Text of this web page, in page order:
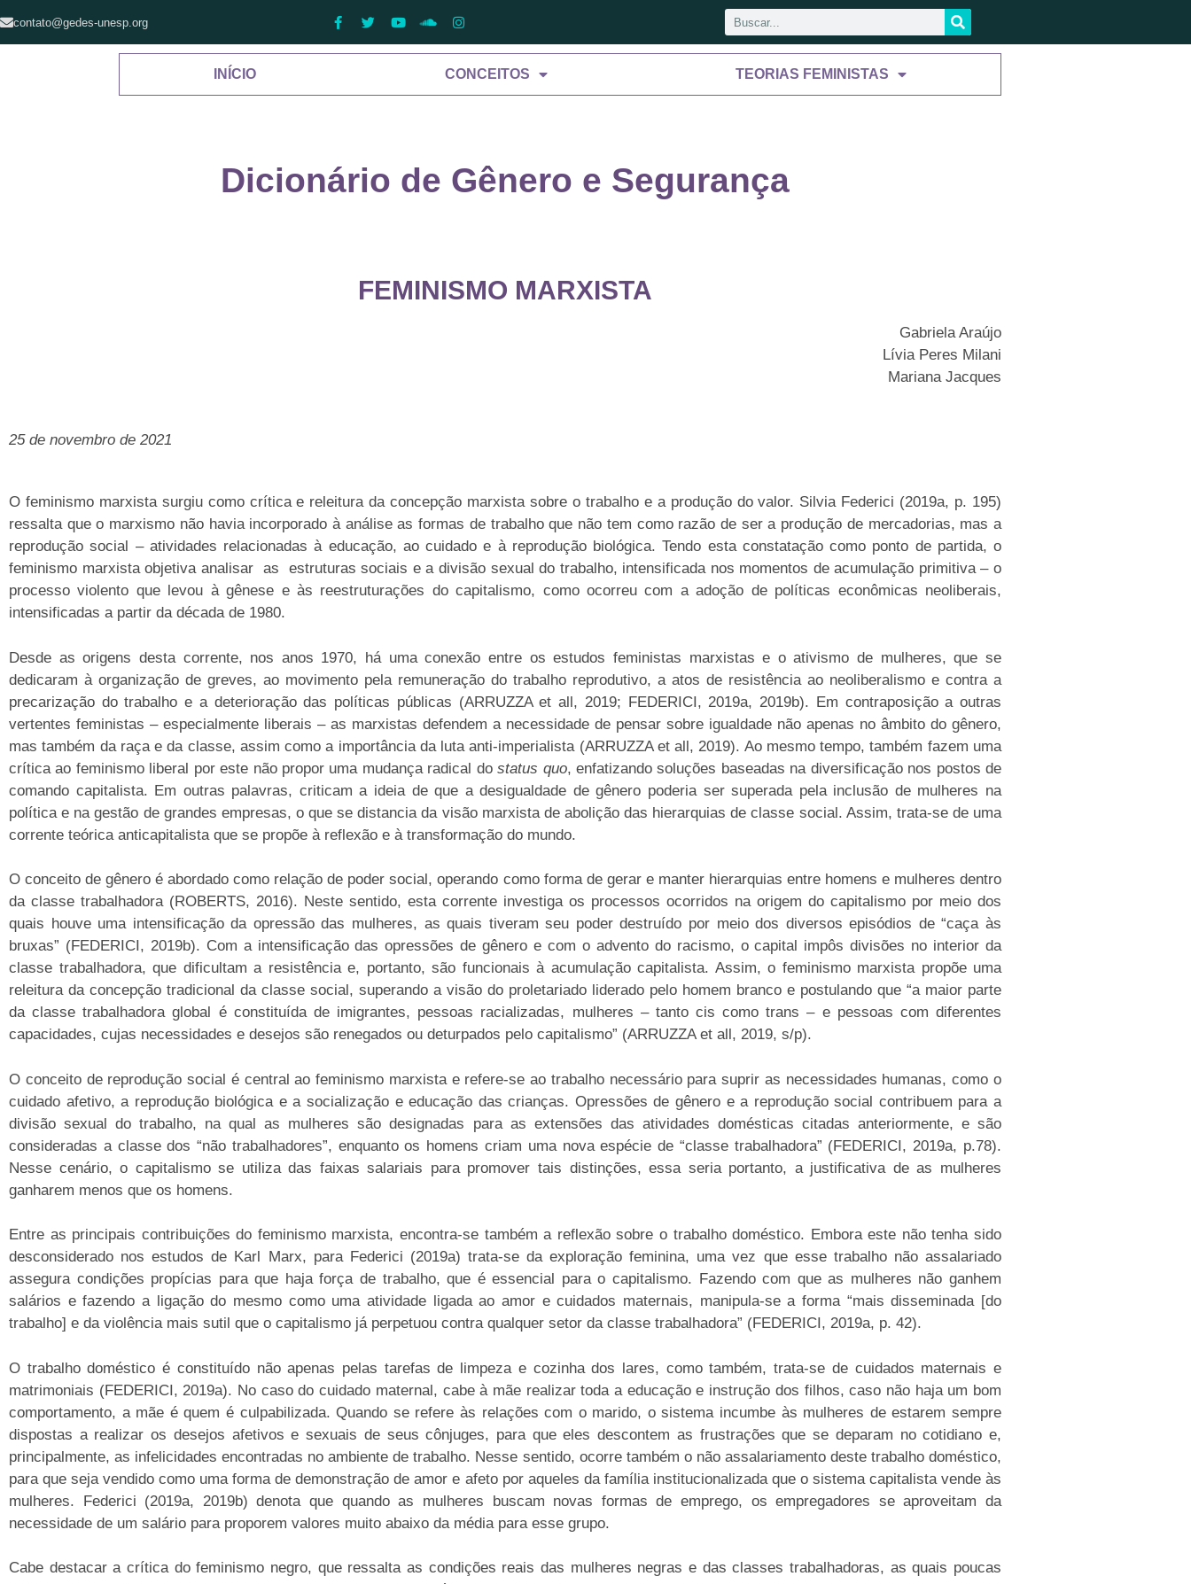
contato@gedes-unesp.org
INÍCIO CONCEITOS TEORIAS FEMINISTAS
Dicionário de Gênero e Segurança
FEMINISMO MARXISTA
Gabriela Araújo
Lívia Peres Milani
Mariana Jacques
25 de novembro de 2021
O feminismo marxista surgiu como crítica e releitura da concepção marxista sobre o trabalho e a produção do valor. Silvia Federici (2019a, p. 195)
ressalta que o marxismo não havia incorporado à análise as formas de trabalho que não tem como razão de ser a produção de mercadorias, mas a
reprodução social – atividades relacionadas à educação, ao cuidado e à reprodução biológica. Tendo esta constatação como ponto de partida, o
feminismo marxista objetiva analisar as estruturas sociais e a divisão sexual do trabalho, intensificada nos momentos de acumulação primitiva – o
processo violento que levou à gênese e às reestruturações do capitalismo, como ocorreu com a adoção de políticas econômicas neoliberais,
intensificadas a partir da década de 1980.
Desde as origens desta corrente, nos anos 1970, há uma conexão entre os estudos feministas marxistas e o ativismo de mulheres, que se
dedicaram à organização de greves, ao movimento pela remuneração do trabalho reprodutivo, a atos de resistência ao neoliberalismo e contra a
precarização do trabalho e a deterioração das políticas públicas (ARRUZZA et all, 2019; FEDERICI, 2019a, 2019b). Em contraposição a outras
vertentes feministas – especialmente liberais – as marxistas defendem a necessidade de pensar sobre igualdade não apenas no âmbito do gênero,
mas também da raça e da classe, assim como a importância da luta anti-imperialista (ARRUZZA et all, 2019). Ao mesmo tempo, também fazem uma
crítica ao feminismo liberal por este não propor uma mudança radical dostatus quo, enfatizando soluções baseadas na diversificação nos postos de
comando capitalista. Em outras palavras, criticam a ideia de que a desigualdade de gênero poderia ser superada pela inclusão de mulheres na
política e na gestão de grandes empresas, o que se distancia da visão marxista de abolição das hierarquias de classe social. Assim, trata-se de uma
corrente teórica anticapitalista que se propõe à reflexão e à transformação do mundo.
O conceito de gênero é abordado como relação de poder social, operando como forma de gerar e manter hierarquias entre homens e mulheres dentro
da classe trabalhadora (ROBERTS, 2016). Neste sentido, esta corrente investiga os processos ocorridos na origem do capitalismo por meio dos
quais houve uma intensificação da opressão das mulheres, as quais tiveram seu poder destruído por meio dos diversos episódios de “caça às
bruxas” (FEDERICI, 2019b). Com a intensificação das opressões de gênero e com o advento do racismo, o capital impôs divisões no interior da
classe trabalhadora, que dificultam a resistência e, portanto, são funcionais à acumulação capitalista. Assim, o feminismo marxista propõe uma
releitura da concepção tradicional da classe social, superando a visão do proletariado liderado pelo homem branco e postulando que “a maior parte
da classe trabalhadora global é constituída de imigrantes, pessoas racializadas, mulheres – tanto cis como trans – e pessoas com diferentes
capacidades, cujas necessidades e desejos são renegados ou deturpados pelo capitalismo” (ARRUZZA et all, 2019, s/p).
O conceito de reprodução social é central ao feminismo marxista e refere-se ao trabalho necessário para suprir as necessidades humanas, como o
cuidado afetivo, a reprodução biológica e a socialização e educação das crianças. Opressões de gênero e a reprodução social contribuem para a
divisão sexual do trabalho, na qual as mulheres são designadas para as extensões das atividades domésticas citadas anteriormente, e são
consideradas a classe dos “não trabalhadores”, enquanto os homens criam uma nova espécie de “classe trabalhadora” (FEDERICI, 2019a, p.78).
Nesse cenário, o capitalismo se utiliza das faixas salariais para promover tais distinções, essa seria portanto, a justificativa de as mulheres
ganharem menos que os homens.
Entre as principais contribuições do feminismo marxista, encontra-se também a reflexão sobre o trabalho doméstico. Embora este não tenha sido
desconsiderado nos estudos de Karl Marx, para Federici (2019a) trata-se da exploração feminina, uma vez que esse trabalho não assalariado
assegura condições propícias para que haja força de trabalho, que é essencial para o capitalismo. Fazendo com que as mulheres não ganhem
salários e fazendo a ligação do mesmo como uma atividade ligada ao amor e cuidados maternais, manipula-se a forma “mais disseminada [do
trabalho] e da violência mais sutil que o capitalismo já perpetuou contra qualquer setor da classe trabalhadora” (FEDERICI, 2019a, p. 42).
O trabalho doméstico é constituído não apenas pelas tarefas de limpeza e cozinha dos lares, como também, trata-se de cuidados maternais e
matrimoniais (FEDERICI, 2019a). No caso do cuidado maternal, cabe à mãe realizar toda a educação e instrução dos filhos, caso não haja um bom
comportamento, a mãe é quem é culpabilizada. Quando se refere às relações com o marido, o sistema incumbe às mulheres de estarem sempre
dispostas a realizar os desejos afetivos e sexuais de seus cônjuges, para que eles descontem as frustrações que se deparam no cotidiano e,
principalmente, as infelicidades encontradas no ambiente de trabalho. Nesse sentido, ocorre também o não assalariamento deste trabalho doméstico,
para que seja vendido como uma forma de demonstração de amor e afeto por aqueles da família institucionalizada que o sistema capitalista vende às
mulheres. Federici (2019a, 2019b) denota que quando as mulheres buscam novas formas de emprego, os empregadores se aproveitam da
necessidade de um salário para proporem valores muito abaixo da média para esse grupo.
Cabe destacar a crítica do feminismo negro, que ressalta as condições reais das mulheres negras e das classes trabalhadoras, as quais poucas